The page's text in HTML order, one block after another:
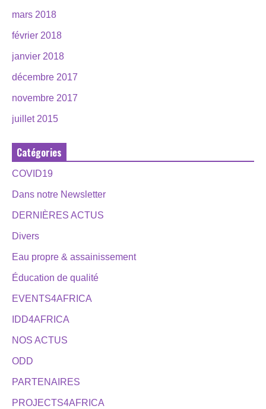
mars 2018
février 2018
janvier 2018
décembre 2017
novembre 2017
juillet 2015
Catégories
COVID19
Dans notre Newsletter
DERNIÈRES ACTUS
Divers
Eau propre & assainissement
Éducation de qualité
EVENTS4AFRICA
IDD4AFRICA
NOS ACTUS
ODD
PARTENAIRES
PROJECTS4AFRICA